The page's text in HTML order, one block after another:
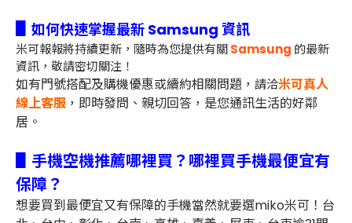
如何快速掌握最新 Samsung 資訊
米可報報將持續更新，隨時為您提供有關Samsung 的最新
資訊，敬請密切關注！
如有門號搭配及購機優惠或續約相關問題， 請洽米可真人
線上客服 ，即時發問、親切回答，是您通訊生活的好鄰
居。
▋手機空機推薦哪裡買？哪裡買手機最便宜有
保障？
想要買到最便宜又有保障的手機當然就要選miko米可！台